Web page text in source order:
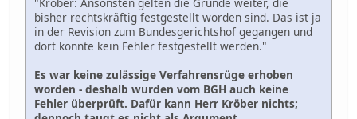
bisher rechtskräftig festgestellt worden sind. Das ist ja
in der Revision zum Bundesgerichtshof gegangen und
dort konnte kein Fehler festgestellt werden."
Es war keine zulässige Verfahrensrüge erhoben
worden - deshalb wurden vom BGH auch keine
Fehler überprüft. Dafür kann Herr Kröber nichts;